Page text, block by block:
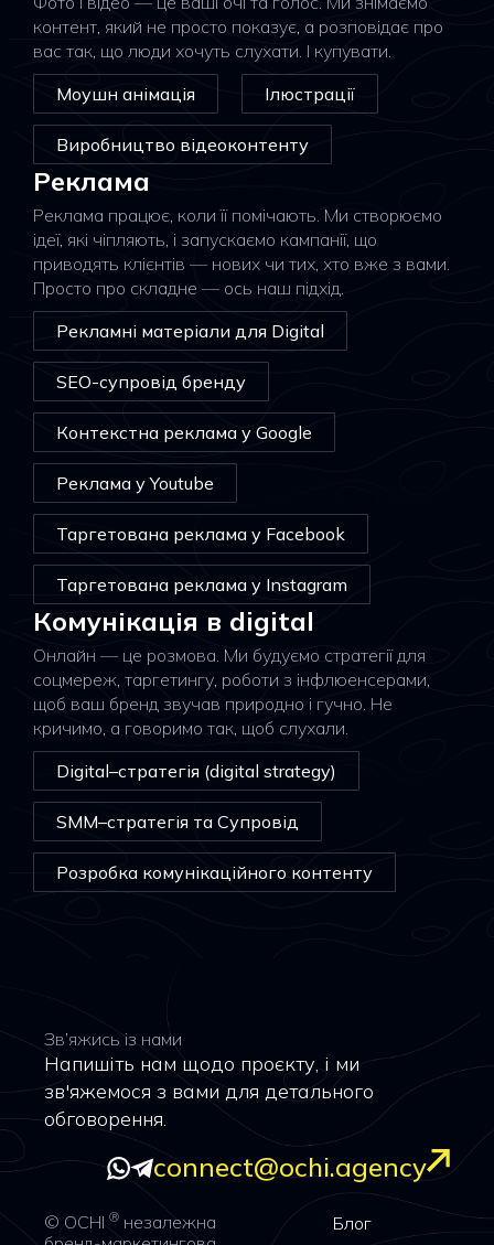
контент, який не просто показує, а розповідає про
вас так, що люди хочуть слухати. І купувати.
Моушн анімація
Ілюстрації
Виробництво відеоконтенту
Реклама
Реклама працює, коли її помічають. Ми створюємо
ідеї, які чіпляють, і запускаємо кампанії, що
приводять клієнтів — нових чи тих, хто вже з вами.
Просто про складне — ось наш підхід.
Рекламні матеріали для Digital
SEO-супровід бренду
Контекстна реклама у Google
Реклама у Youtube
Таргетована реклама у Facebook
Таргетована реклама у Instagram
Комунікація в digital
Онлайн — це розмова. Ми будуємо стратегії для
соцмереж, таргетингу, роботи з інфлюенсерами,
щоб ваш бренд звучав природно і гучно. Не
кричимо, а говоримо так, щоб слухали.
Digital–стратегія (digital strategy)
SMM–стратегія та Супровід
Розробка комунікаційного контенту
Зв’яжись із нами
Напишіть нам щодо проєкту, і ми
зв'яжемося з вами для детального
обговорення.
connect@ochi.agency
© OCHI® незалежна
Блог